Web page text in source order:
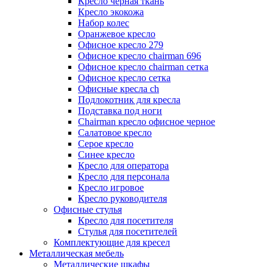
Кресло экокожа
Набор колес
Оранжевое кресло
Офисное кресло 279
Офисное кресло chairman 696
Офисное кресло chairman сетка
Офисное кресло сетка
Офисные кресла ch
Подлокотник для кресла
Подставка под ноги
Сhairman кресло офисное черное
Салатовое кресло
Серое кресло
Синее кресло
Кресло для оператора
Кресло для персонала
Кресло игровое
Кресло руководителя
Офисные стулья
Кресло для посетителя
Стулья для посетителей
Комплектующие для кресел
Металлическая мебель
Металлические шкафы